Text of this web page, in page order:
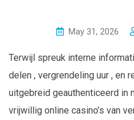
May 31, 2026
Terwijl spreuk interne
delen , vergrendeling uur , en
uitgebreid geauthenticeerd in
vrijwillig online casino’s van